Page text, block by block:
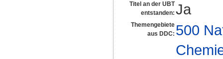
Titel an der UBT
entstanden: Ja
Themengebiete
aus DDC: 500